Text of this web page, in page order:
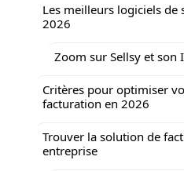
Les meilleurs logiciels de
2026
Zoom sur Sellsy et son
Critères pour optimiser
facturation en 2026
Trouver la solution de
entreprise